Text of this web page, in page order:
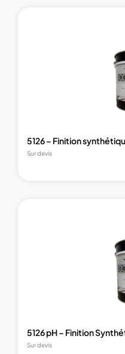
5126 – Finition
Sur devis
5126 pH – Finition
Sur devis